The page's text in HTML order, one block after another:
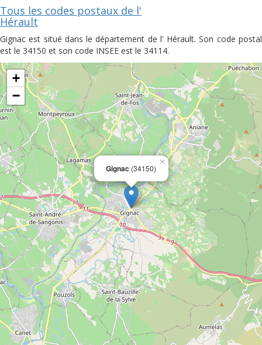
Tous les codes postaux de l'
Hérault
Gignac est situé dans le département de l' Hérault. Son code postal
est le 34150 et son code INSEE est le 34114.
Gignac (34150)
×
+
−